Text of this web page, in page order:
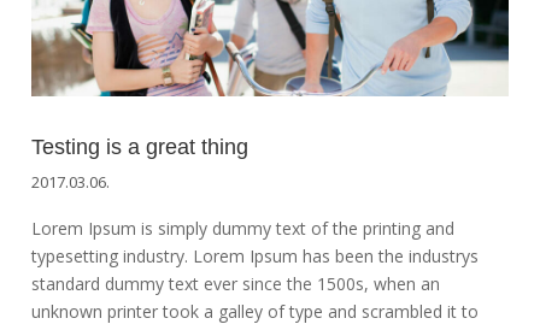
Testing is a great thing
2017.03.06.
Lorem Ipsum is simply dummy text of the printing and
typesetting industry. Lorem Ipsum has been the industrys
standard dummy text ever since the 1500s, when an
unknown printer took a galley of type and scrambled it to